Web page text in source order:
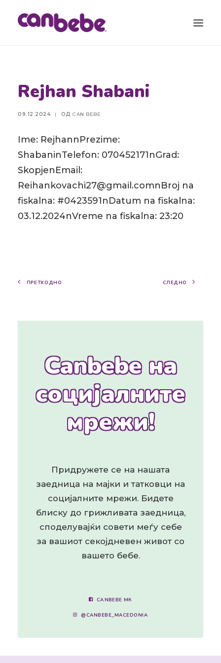
БЛОГ
КОНТАКТ
SEARCH
Rejhan Shabani
09.12.2024 | ОД CAN BEBE
Ime: RejhannPrezime:
ShabaninTelefon: 070452171nGrad:
SkopjenEmail:
Reihankovachi27@gmail.comnBroj na
fiskalna: #0423591nDatum na fiskalna:
03.12.2024nVreme na fiskalna: 23:20
ПРЕТХОДНО СЛЕДНО
Canbebe на
социјалните
мрежи!
Придружете се на нашата
заедница на мајки и татковци на
социјалните мрежи. Бидете
блиску до грижливата заедница,
споделувајќи совети меѓу себе
за вашиот секојдневен живот со
вашето бебе.
CANBEBE МК
@CANBEBE_MACEDONIA